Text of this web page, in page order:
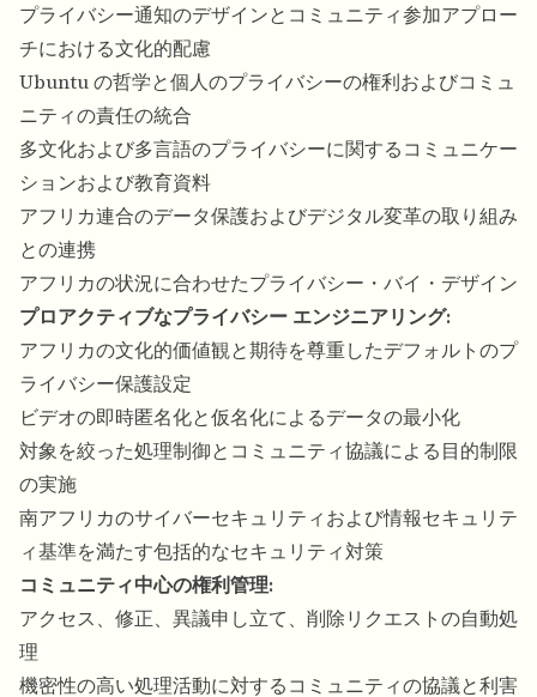
プライバシー通知のデザインとコミュニティ参加アプロー
チにおける文化的配慮
Ubuntu の哲学と個人のプライバシーの権利およびコミュ
ニティの責任の統合
多文化および多言語のプライバシーに関するコミュニケー
ションおよび教育資料
アフリカ連合のデータ保護およびデジタル変革の取り組み
との連携
アフリカの状況に合わせたプライバシー・バイ・デザイン
プロアクティブなプライバシー エンジニアリング:
アフリカの文化的価値観と期待を尊重したデフォルトのプ
ライバシー保護設定
ビデオの即時匿名化と仮名化によるデータの最小化
対象を絞った処理制御とコミュニティ協議による目的制限
の実施
南アフリカのサイバーセキュリティおよび情報セキュリテ
ィ基準を満たす包括的なセキュリティ対策
コミュニティ中心の権利管理:
アクセス、修正、異議申し立て、削除リクエストの自動処
理
機密性の高い処理活動に対するコミュニティの協議と利害